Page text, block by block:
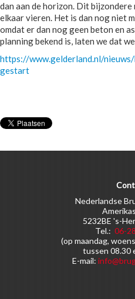
dan aan de horizon. Dit
elkaar vieren. Het is dan nog niet
omdat er dan nog geen beton en
planning bekend is, laten we dat
https://www.gelderland.nl/
gestart
Nederlandse
5232BE 's-
Tel.: 06-
(op maandag,
tussen 08.30
E-mail: